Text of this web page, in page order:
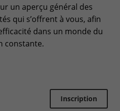
un aperçu général des
qui s’offrent à vous, afin
dans un monde du
constante.
Inscription